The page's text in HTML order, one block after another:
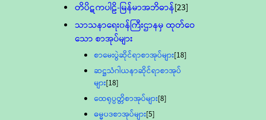
တိပိဋကပါဠိ-မြန်မာအဘိဓာန်[23]
သာသနာရေး၀န်ကြီးဌာနမှ ထုတ်ဝေ
သော စာအုပ်များ
စာမေးပွဲဆိုင်ရာစာအုပ်များ[18]
ဆဋ္ဌသံဂါယနာဆိုင်ရာစာအုပ်
များ[18]
ထေရုပ္ပတ္တိစာအုပ်များ[8]
ဓမ္မပဒစာအုပ်များ[5]